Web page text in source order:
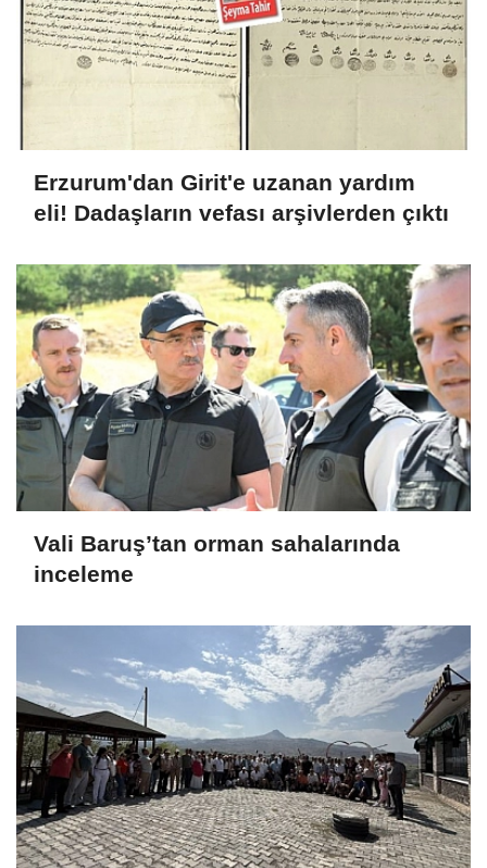
Erzurum'dan Girit'e uzanan yardım
eli! Dadaşların vefası arşivlerden çıktı
Vali Baruş’tan orman sahalarında
inceleme